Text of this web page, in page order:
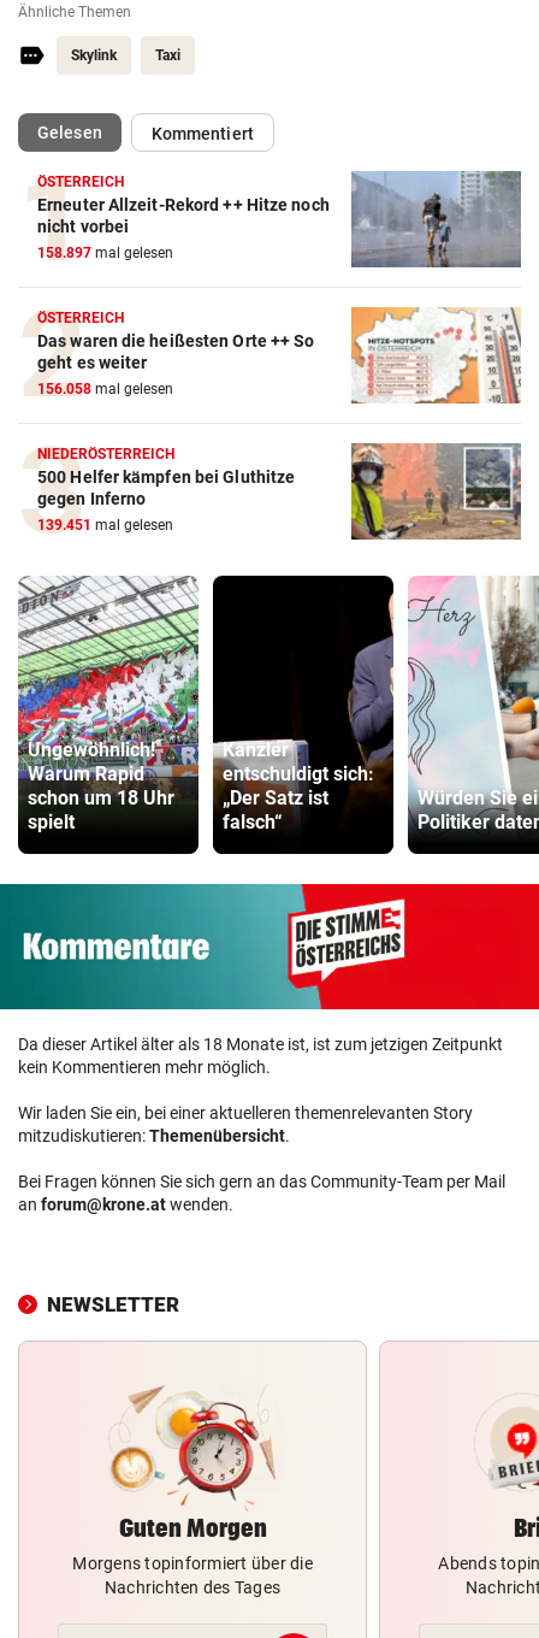
Ähnliche Themen
Skylink Taxi
Gelesen(ausgewählt)Kommentiert
ÖSTERREICH
Erneuter Allzeit-Rekord ++ Hitze noch
nicht vorbei
158.897 mal gelesen
ÖSTERREICH
Das waren die heißesten Orte ++ So
geht es weiter
156.058 mal gelesen
NIEDERÖSTERREICH
500 Helfer kämpfen bei Gluthitze
gegen Inferno
139.451 mal gelesen
Ungewöhnlich!
Warum Rapid
schon um 18 Uhr
spielt
Kanzler
entschuldigt sich:
„Der Satz ist
falsch“
Würden Sie
Politiker
Da dieser Artikel älter als 18 Monate ist, ist zum jetzigen Zeitpunkt
kein Kommentieren mehr möglich.
Wir laden Sie ein, bei einer aktuelleren themenrelevanten Story
mitzudiskutieren:Themenübersicht.
Bei Fragen können Sie sich gern an das Community-Team per Mail
an forum@krone.atwenden.
NEWSLETTER
Guten Morgen
Morgens topinformiert über die
Nachrichten des Tages
Abends